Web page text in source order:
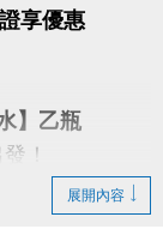
享優惠
】乙瓶
！
展開內容